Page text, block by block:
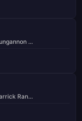
Dungannon Swifts
Carrick Rangers